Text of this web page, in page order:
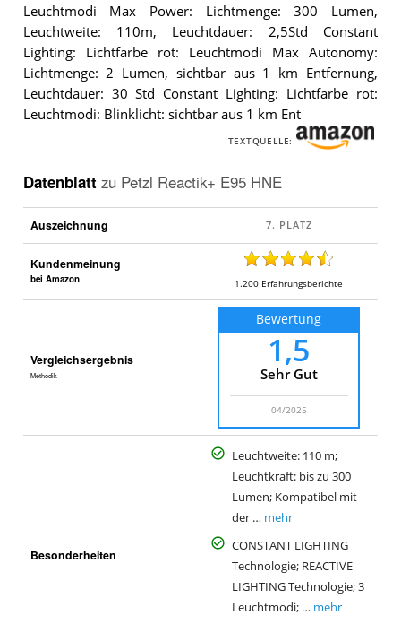
Leuchtmodi Max Power: Lichtmenge: 300 Lumen,
Leuchtweite: 110m, Leuchtdauer: 2,5Std Constant
Lighting: Lichtfarbe rot: Leuchtmodi Max Autonomy:
Lichtmenge: 2 Lumen, sichtbar aus 1 km Entfernung,
Leuchtdauer: 30 Std Constant Lighting: Lichtfarbe rot:
Leuchtmodi: Blinklicht: sichtbar aus 1 km Ent
TEXTQUELLE:
Datenblatt zu Petzl Reactik+ E95 HNE
Auszeichnung
Kundenmeinung
bei Amazon 1.200 Erfahrungsberichte
Vergleichsergebnis
Methodik
Bewertung
1,5
Sehr Gut
04/2025
Besonderheiten
Leuchtweite: 110 m;
Leuchtkraft: bis zu 300
Lumen; Kompatibel mit
der … mehr
CONSTANT LIGHTING
Technologie; REACTIVE
LIGHTING Technologie; 3
Leuchtmodi; … mehr